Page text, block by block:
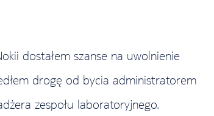
dostałem szanse na uwolnienie
drogę od bycia administratorem
zespołu laboratoryjnego.